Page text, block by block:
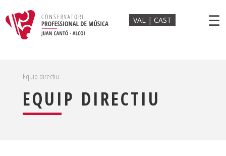
VAL CAST ☰
Equip directiu
EQUIP DIRECTIU